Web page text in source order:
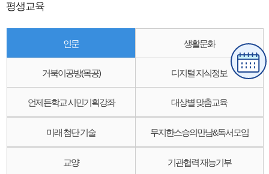
평생교육
인문 생활문화
거북이공방(목공) 디지털 지식정보
언제든학교 시민기획강좌 대상별 맞춤교육
미래 첨단 기술 무지한스승의만남&독서모임
교양 기관협력 재능기부